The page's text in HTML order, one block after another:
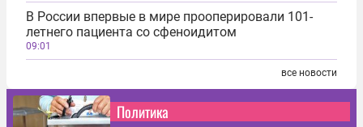
В России впервые в мире прооперировали 101-
летнего пациента со сфеноидитом
09:01
все новости
Политика